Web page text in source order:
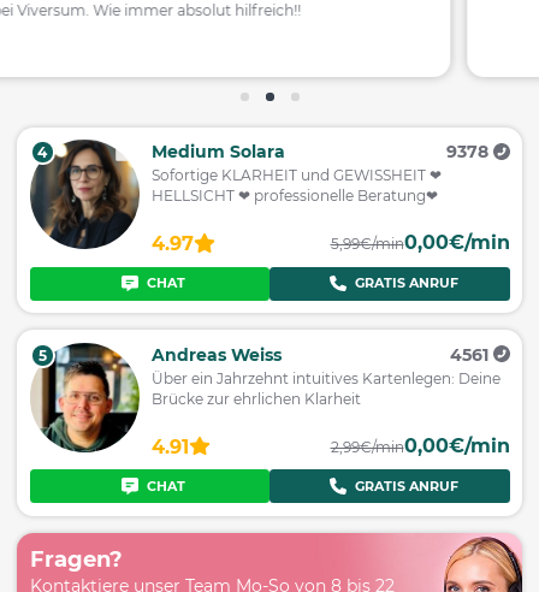
Fragen?
Kontaktiere unser Team Mo-So von 8 bis 22
4 Medium Solara 9378
Sofortige KLARHEIT und GEWISSHEIT ❤
HELLSICHT ❤ professionelle Beratung❤
4.97 5,99€/min0,00€/min
CHAT GRATIS ANRUF
5 Andreas Weiss 4561
Über ein Jahrzehnt intuitives Kartenlegen: Deine
Brücke zur ehrlichen Klarheit
4.91 2,99€/min0,00€/min
CHAT GRATIS ANRUF